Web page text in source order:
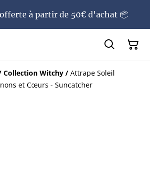
à partir de 50€ d'achat 📦
Collection Witchy / Attrape Soleil
et Cœurs - Suncatcher